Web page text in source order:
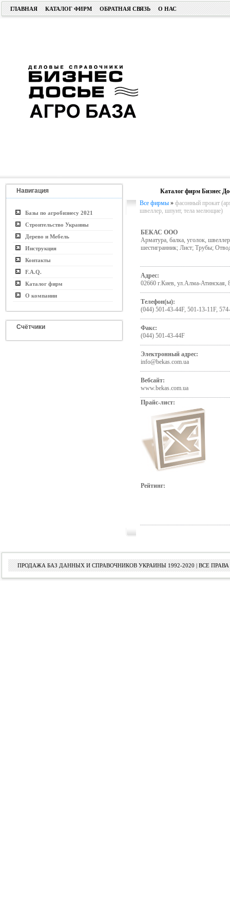
ГЛАВНАЯ КАТАЛОГ ФИРМ ОБРАТНАЯ СВЯЗЬ О НАС
Навигация
Базы по агробизнесу 2021
Строительство Украины
Дерево и Мебель
Инструкция
Контакты
F.A.Q.
Каталог фирм
О компании
Счётчики
Каталог фирм Бизнес
Все фирмы » фасонный прокат
швеллер, шпунт, тела мелющие)
БЕКАС ООО
Арматура, балка, уголок,
шестигранник; Лист; Трубы;
Адрес:
02660 г.Киев, ул.Алма-Атинская,
Телефон(ы):
(044) 501-43-44F, 501-13-11F,
Факс:
(044) 501-43-44F
Электронный адрес:
info@bekas.com.ua
Вебсайт:
www.bekas.com.ua
Прайс-лист:
Рейтинг:
ПРОДАЖА БАЗ ДАННЫХ И СПРАВОЧНИКОВ УКРАИНЫ 1992-2020 | ВСЕ